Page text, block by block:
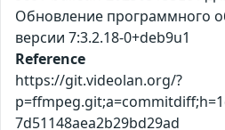
Обновление программного
версии 7:3.2.18-0+deb9u1
Reference
https://git.videolan.org/?
7d51148aea2b29bd29ad